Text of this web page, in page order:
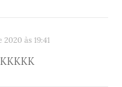
às 19:41